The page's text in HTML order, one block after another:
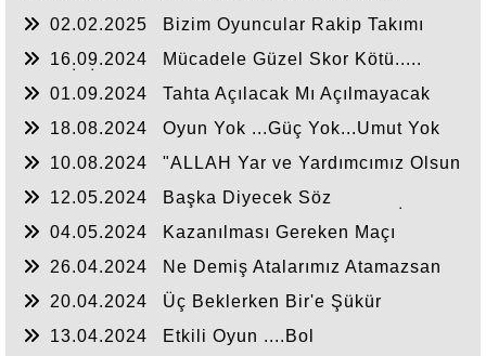
02.02.2025
Bizim Oyuncular Rakip Takımı
16.09.2024
Mücadele Güzel Skor Kötü.....
01.09.2024
Tahta Açılacak Mı Açılmayacak
18.08.2024
Oyun Yok ...Güç Yok...Umut Yok
10.08.2024
"ALLAH Yar ve Yardımcımız Olsun
12.05.2024
Başka Diyecek Söz
04.05.2024
Kazanılması Gereken Maçı
26.04.2024
Ne Demiş Atalarımız Atamazsan
20.04.2024
Üç Beklerken Bir'e Şükür
13.04.2024
Etkili Oyun ....Bol